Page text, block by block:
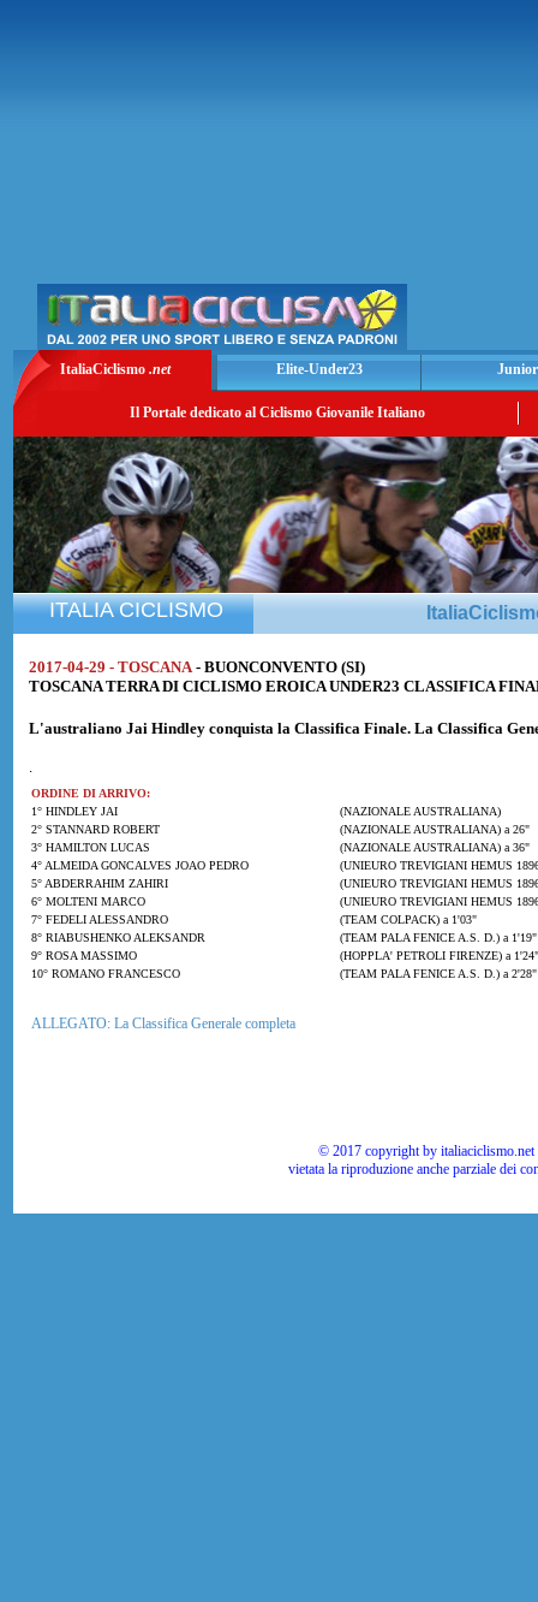
ItaliaCiclismo .net Elite-Under23
Il Portale dedicato al Ciclismo Giovanile Italiano
ITALIA CICLISMO
2017-04-29 - TOSCANA - BUONCONVENTO (SI)
TOSCANA TERRA DI CICLISMO EROICA UNDER23 CLASSIFICA
L'australiano Jai Hindley conquista la Classifica Finale. La Classifica
.
ORDINE DI ARRIVO:
1° HINDLEY JAI
(NAZIONALE AUSTRALIANA)
2° STANNARD ROBERT
(NAZIONALE AUSTRALIANA) a 26"
3° HAMILTON LUCAS
(NAZIONALE AUSTRALIANA) a 36"
4° ALMEIDA GONCALVES JOAO PEDRO
(UNIEURO TREVIGIANI HEMUS
5° ABDERRAHIM ZAHIRI
(UNIEURO TREVIGIANI HEMUS
6° MOLTENI MARCO
(UNIEURO TREVIGIANI HEMUS
7° FEDELI ALESSANDRO
(TEAM COLPACK) a 1'03"
8° RIABUSHENKO ALEKSANDR
(TEAM PALA FENICE A.S. D.) a 1'19"
9° ROSA MASSIMO
(HOPPLA' PETROLI FIRENZE) a 1'24"
10° ROMANO FRANCESCO
(TEAM PALA FENICE A.S. D.) a 2'28"
ALLEGATO: La Classifica Generale completa
© 2017 copyright by
vietata la riproduzione anche parziale dei